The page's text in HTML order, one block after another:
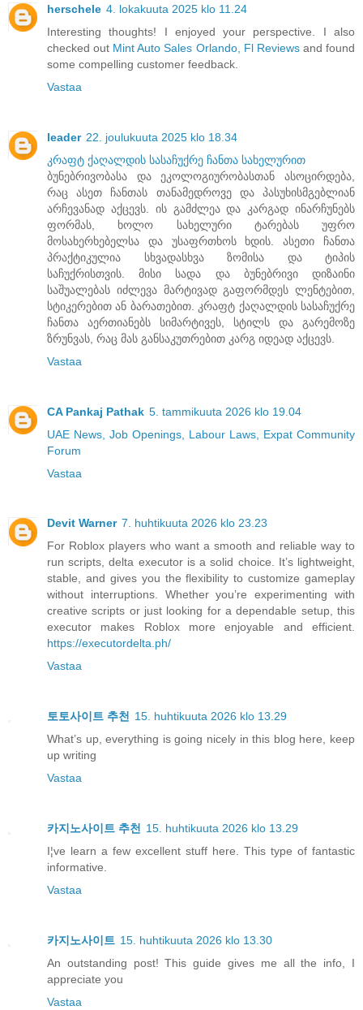
herschele 4. lokakuuta 2025 klo 11.24
Interesting thoughts! I enjoyed your perspective. I also
checked out Mint Auto Sales Orlando, Fl Reviewsand found
some compelling customer feedback.
Vastaa
leader 22. joulukuuta 2025 klo 18.34
კრაფტ ქაღალდის სასაჩუქრე ჩანთა სახელურით
ბუნებრივობასა და ეკოლოგიურობასთან ასოცირდება,
რაც ასეთ ჩანთას თანამედროვე და პასუხისმგებლიან
არჩევანად აქცევს. ის გამძლეა და კარგად ინარჩუნებს
ფორმას, ხოლო სახელური ტარებას უფრო
მოსახერხებელსა და უსაფრთხოს ხდის. ასეთი ჩანთა
პრაქტიკულია სხვადასხვა ზომისა და ტიპის
საჩუქრისთვის. მისი სადა და ბუნებრივი დიზაინი
საშუალებას იძლევა მარტივად გაფორმდეს ლენტებით,
სტიკერებით ან ბარათებით. კრაფტ ქაღალდის სასაჩუქრე
ჩანთა აერთიანებს სიმარტივეს, სტილს და გარემოზე
ზრუნვას, რაც მას განსაკუთრებით კარგ იდეად აქცევს.
Vastaa
CA Pankaj Pathak 5. tammikuuta 2026 klo 19.04
UAE News, Job Openings, Labour Laws, Expat Community
Forum
Vastaa
Devit Warner 7. huhtikuuta 2026 klo 23.23
For Roblox players who want a smooth and reliable way to
run scripts, delta executor is a solid choice. It’s lightweight,
stable, and gives you the flexibility to customize gameplay
without interruptions. Whether you’re experimenting with
creative scripts or just looking for a dependable setup, this
executor makes Roblox more enjoyable and efficient.
https://executordelta.ph/
Vastaa
토토사이트 추천 15. huhtikuuta 2026 klo 13.29
What’s up, everything is going nicely in this blog here, keep
up writing
Vastaa
카지노사이트 추천 15. huhtikuuta 2026 klo 13.29
I¦ve learn a few excellent stuff here. This type of fantastic
informative.
Vastaa
카지노사이트 15. huhtikuuta 2026 klo 13.30
An outstanding post! This guide gives me all the info, I
appreciate you
Vastaa